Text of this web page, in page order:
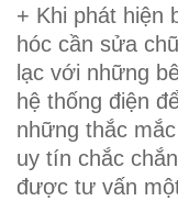
+ Khi phát hiện
hóc cần sửa
lạc với những
hệ thống điện
những thắc
uy tín chắc
được tư vấn